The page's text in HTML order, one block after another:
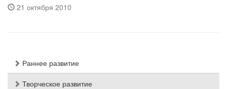
21 октября 2010
Раннее развитие
Творческое развитие